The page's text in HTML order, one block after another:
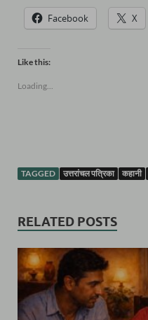
Facebook X
Like this:
Loading...
TAGGED उत्तरांचल पत्रिका कहानी
RELATED POSTS